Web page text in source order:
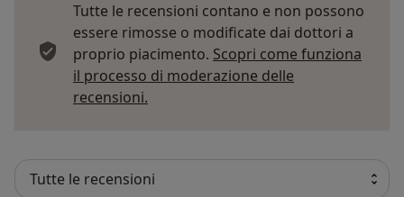
Tutte le recensioni contano e non possono
essere rimosse o modificate dai dottori a
proprio piacimento. Scopri come funziona
il processo di moderazione delle
recensioni.